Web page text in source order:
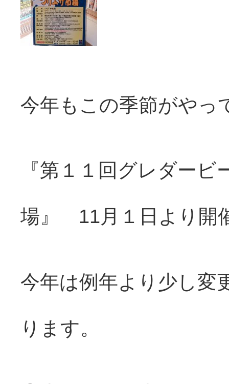
今年もこの季節がやっ
『第１１回グレダービ
場』 11月１日より開
今年は例年より少し変
ります。